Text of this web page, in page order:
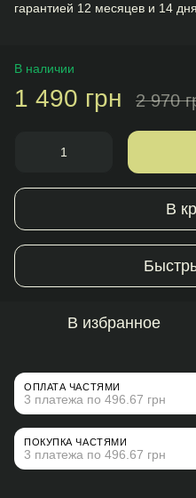
гарантией 12 месяцев и 14
В наличии
1 490 грн 2 970
В
В избранное
ОПЛАТА ЧАСТЯМИ
3 платежа по 496.67 грн
ПОКУПКА ЧАСТЯМИ
3 платежа по 496.67 грн